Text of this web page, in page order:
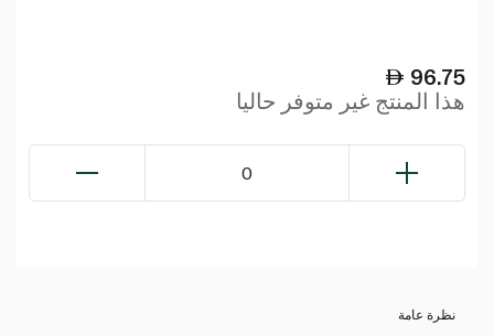
96.75
هذا المنتج غير متوفر حاليا
0
نظرة عامة